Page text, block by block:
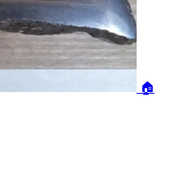
🏠